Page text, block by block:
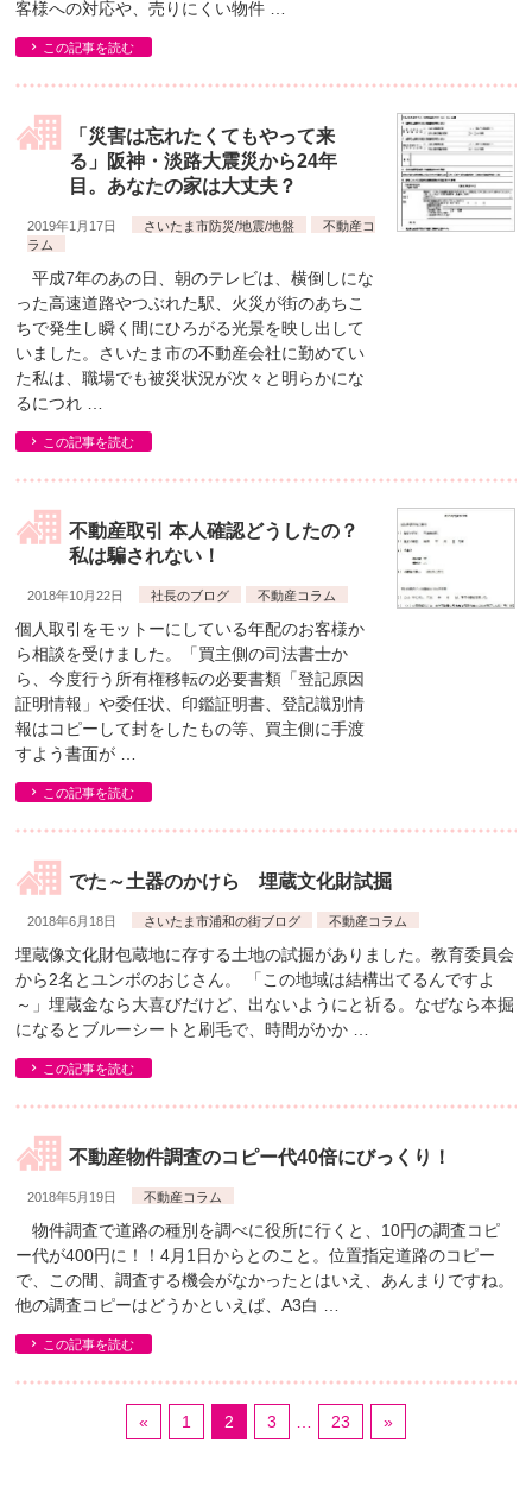
客様への対応や、売りにくい物件 …
この記事を読む
「災害は忘れたくてもやって来
る」阪神・淡路大震災から24年
目。あなたの家は大丈夫？
2019年1月17日 さいたま市防災/地震/地盤
不動産コ
ラム
平成7年のあの日、朝のテレビは、横倒しにな
った高速道路やつぶれた駅、火災が街のあちこ
ちで発生し瞬く間にひろがる光景を映し出して
いました。さいたま市の不動産会社に勤めてい
た私は、職場でも被災状況が次々と明らかにな
るにつれ …
この記事を読む
不動産取引 本人確認どうしたの？
私は騙されない！
2018年10月22日 社長のブログ 不動産コラム
個人取引をモットーにしている年配のお客様か
ら相談を受けました。「買主側の司法書士か
ら、今度行う所有権移転の必要書類「登記原因
証明情報」や委任状、印鑑証明書、登記識別情
報はコピーして封をしたもの等、買主側に手渡
すよう書面が …
この記事を読む
でた～土器のかけら 埋蔵文化財試掘
2018年6月18日 さいたま市浦和の街ブログ 不動産コラム
埋蔵像文化財包蔵地に存する土地の試掘がありました。教育委員会
から2名とユンボのおじさん。 「この地域は結構出てるんですよ
～」埋蔵金なら大喜びだけど、出ないようにと祈る。なぜなら本掘
になるとブルーシートと刷毛で、時間がかか …
この記事を読む
不動産物件調査のコピー代40倍にびっくり！
2018年5月19日 不動産コラム
物件調査で道路の種別を調べに役所に行くと、10円の調査コピ
ー代が400円に！！4月1日からとのこと。位置指定道路のコピー
で、この間、調査する機会がなかったとはいえ、あんまりですね。
他の調査コピーはどうかといえば、A3白 …
この記事を読む
« 1 2 3 23 »